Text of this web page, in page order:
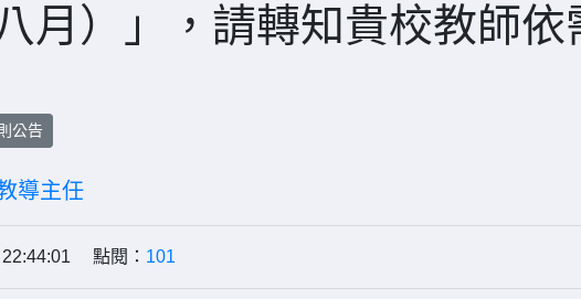
月）」，請轉知貴校教師依
公告
導主任
22:44:01 點閱： 101